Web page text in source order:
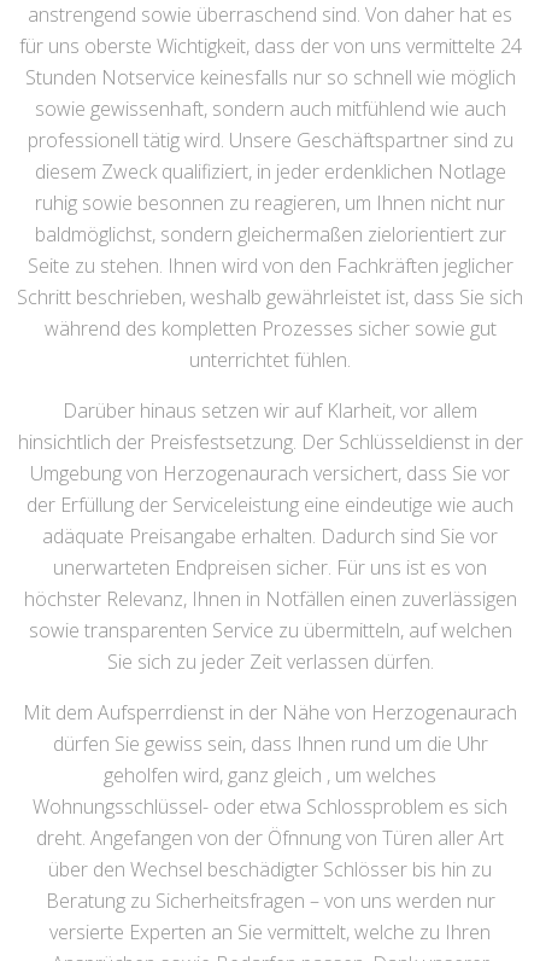
anstrengend sowie überraschend sind. Von daher hat es
für uns oberste Wichtigkeit, dass der von uns vermittelte 24
Stunden Notservice keinesfalls nur so schnell wie möglich
sowie gewissenhaft, sondern auch mitfühlend wie auch
professionell tätig wird. Unsere Geschäftspartner sind zu
diesem Zweck qualifiziert, in jeder erdenklichen Notlage
ruhig sowie besonnen zu reagieren, um Ihnen nicht nur
baldmöglichst, sondern gleichermaßen zielorientiert zur
Seite zu stehen. Ihnen wird von den Fachkräften jeglicher
Schritt beschrieben, weshalb gewährleistet ist, dass Sie sich
während des kompletten Prozesses sicher sowie gut
unterrichtet fühlen.
Darüber hinaus setzen wir auf Klarheit, vor allem
hinsichtlich der Preisfestsetzung. Der Schlüsseldienst in der
Umgebung von Herzogenaurach versichert, dass Sie vor
der Erfüllung der Serviceleistung eine eindeutige wie auch
adäquate Preisangabe erhalten. Dadurch sind Sie vor
unerwarteten Endpreisen sicher. Für uns ist es von
höchster Relevanz, Ihnen in Notfällen einen zuverlässigen
sowie transparenten Service zu übermitteln, auf welchen
Sie sich zu jeder Zeit verlassen dürfen.
Mit dem Aufsperrdienst in der Nähe von Herzogenaurach
dürfen Sie gewiss sein, dass Ihnen rund um die Uhr
geholfen wird, ganz gleich , um welches
Wohnungsschlüssel- oder etwa Schlossproblem es sich
dreht. Angefangen von der Öfnnung von Türen aller Art
über den Wechsel beschädigter Schlösser bis hin zu
Beratung zu Sicherheitsfragen – von uns werden nur
versierte Experten an Sie vermittelt, welche zu Ihren